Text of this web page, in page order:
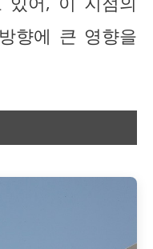
향에 큰 영향을